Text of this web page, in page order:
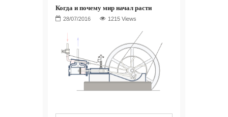
Когда и почему мир начал расти
1215 Views